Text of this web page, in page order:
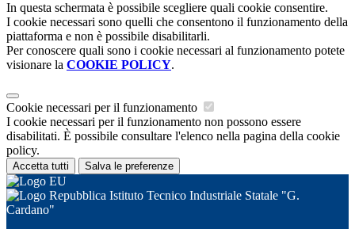
In questa schermata è possibile scegliere quali cookie consentire.
I cookie necessari sono quelli che consentono il funzionamento della
piattaforma e non è possibile disabilitarli.
Per conoscere quali sono i cookie necessari al funzionamento potete
visionare la COOKIE POLICY.
Cookie necessari per il funzionamento
I cookie necessari per il funzionamento non possono essere
disabilitati. È possibile consultare l'elenco nella pagina della cookie
policy.
Accetta tutti Salva le preferenze
Istituto Tecnico Industriale Statale "G.
Cardano"